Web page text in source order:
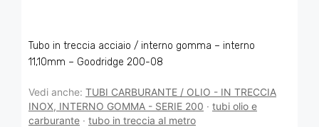
Tubo in treccia acciaio / interno gomma – interno
11,10mm – Goodridge 200-08
Vedi anche: TUBI CARBURANTE / OLIO - IN TRECCIA
INOX, INTERNO GOMMA - SERIE 200 · tubi olio e
carburante · tubo in treccia al metro